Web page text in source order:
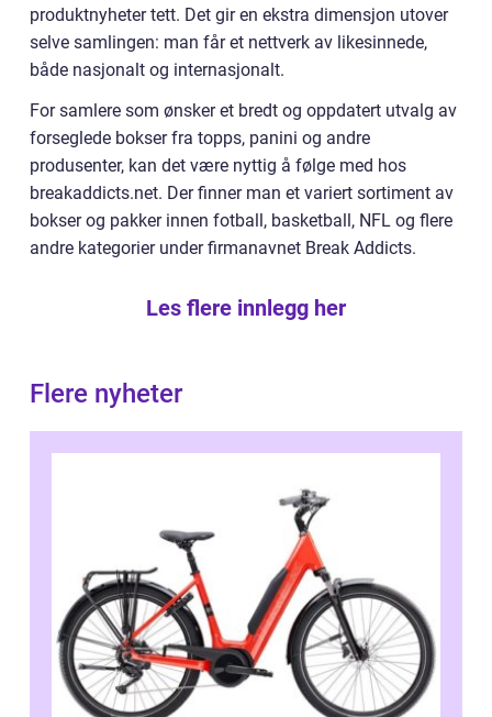
produktnyheter tett. Det gir en ekstra dimensjon utover
selve samlingen: man får et nettverk av likesinnede,
både nasjonalt og internasjonalt.
For samlere som ønsker et bredt og oppdatert utvalg av
forseglede bokser fra topps, panini og andre
produsenter, kan det være nyttig å følge med hos
breakaddicts.net. Der finner man et variert sortiment av
bokser og pakker innen fotball, basketball, NFL og flere
andre kategorier under firmanavnet Break Addicts.
Les flere innlegg her
Flere nyheter